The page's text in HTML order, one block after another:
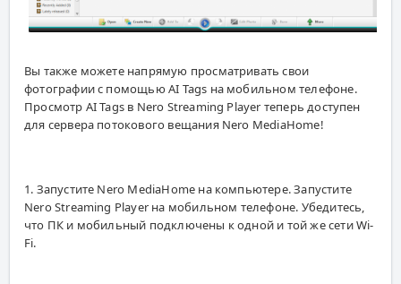
Вы также можете напрямую просматривать свои
фотографии с помощью AI Tags на мобильном телефоне.
Просмотр AI Tags в Nero Streaming Player теперь доступен
для сервера потокового вещания Nero MediaHome!
1. Запустите Nero MediaHome на компьютере. Запустите
Nero Streaming Player на мобильном телефоне. Убедитесь,
что ПК и мобильный подключены к одной и той же сети Wi-
Fi.